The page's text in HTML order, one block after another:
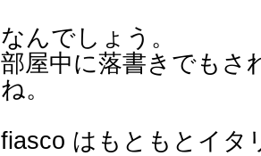
なんでしょう。
部屋中に落書きでもさ
ね。
fiasco はもともとイタ